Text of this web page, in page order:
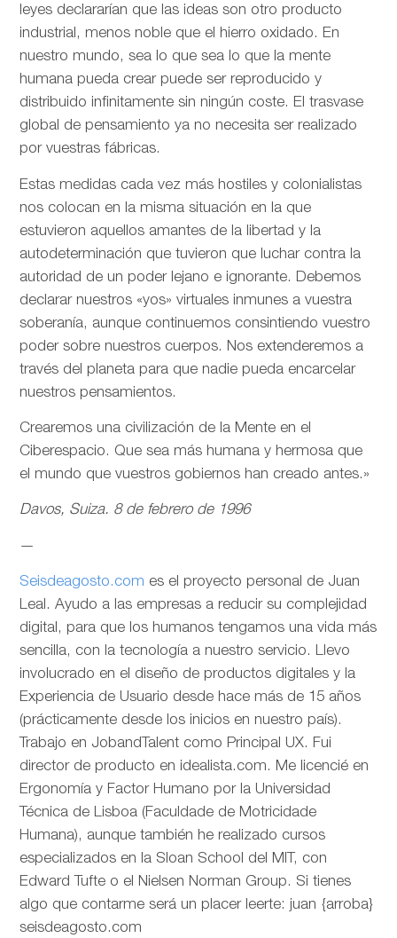
leyes declararían que las ideas son otro producto
industrial, menos noble que el hierro oxidado. En
nuestro mundo, sea lo que sea lo que la mente
humana pueda crear puede ser reproducido y
distribuido infinitamente sin ningún coste. El trasvase
global de pensamiento ya no necesita ser realizado
por vuestras fábricas.
Estas medidas cada vez más hostiles y colonialistas
nos colocan en la misma situación en la que
estuvieron aquellos amantes de la libertad y la
autodeterminación que tuvieron que luchar contra la
autoridad de un poder lejano e ignorante. Debemos
declarar nuestros «yos» virtuales inmunes a vuestra
soberanía, aunque continuemos consintiendo vuestro
poder sobre nuestros cuerpos. Nos extenderemos a
través del planeta para que nadie pueda encarcelar
nuestros pensamientos.
Crearemos una civilización de la Mente en el
Ciberespacio. Que sea más humana y hermosa que
el mundo que vuestros gobiernos han creado antes.»
Davos, Suiza. 8 de febrero de 1996
—
Seisdeagosto.com es el proyecto personal de Juan
Leal. Ayudo a las empresas a reducir su complejidad
digital, para que los humanos tengamos una vida más
sencilla, con la tecnología a nuestro servicio. Llevo
involucrado en el diseño de productos digitales y la
Experiencia de Usuario desde hace más de 15 años
(prácticamente desde los inicios en nuestro país).
Trabajo en JobandTalent como Principal UX. Fui
director de producto en idealista.com. Me licencié en
Ergonomía y Factor Humano por la Universidad
Técnica de Lisboa (Faculdade de Motricidade
Humana), aunque también he realizado cursos
especializados en la Sloan School del MIT, con
Edward Tufte o el Nielsen Norman Group. Si tienes
algo que contarme será un placer leerte: juan {arroba}
seisdeagosto.com